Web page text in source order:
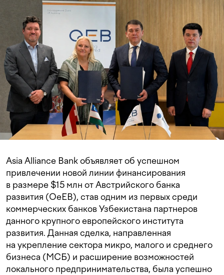
Asia Alliance Bank объявляет об успешном
привлечении новой линии финансирования
в размере $15 млн от Австрийского банка
развития (OeEB), став одним из первых среди
коммерческих банков Узбекистана партнеров
данного крупного европейского института
развития. Данная сделка, направленная
на укрепление сектора микро, малого и среднего
бизнеса (МСБ) и расширение возможностей
локального предпринимательства, была успешно